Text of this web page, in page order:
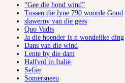
“Gee die hond wind”
Tussen die lyne 790 woorde Goud
slawerny van die gees
Quo Vadis
Ja die hoender is n wondelike ding
Dans van die wind
Lente by die dam
Halfvol in Italië
Sefier
Somersneeu